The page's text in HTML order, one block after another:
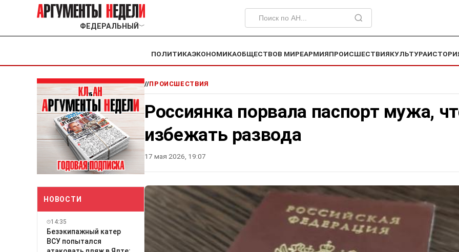
ФЕДЕРАЛЬНЫЙ ﹀
ПОЛИТИКАЭКОНОМИКАОБЩЕСТВОВ МИРЕАРМИЯПРОИСШЕСТВИЯКУЛЬТУРА
НОВОСТИ
14:35
Безэкипажный катер
ВСУ попытался
//ПРОИСШЕСТВИЯ
Россиянка порвала паспорт мужа,
избежать развода
17 мая 2026, 19:07